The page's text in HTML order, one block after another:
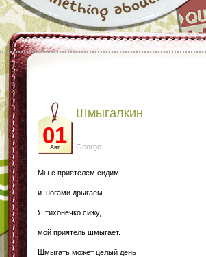
01
Авг
Шмыгалкин
George
Мы с приятелем сидим
и ногами дрыгаем.
Я тихонечко сижу,
мой приятель шмыгает.
Шмыгать может целый день